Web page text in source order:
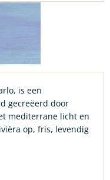
is een
gecreëerd door
mediterrane licht en
op, fris, levendig